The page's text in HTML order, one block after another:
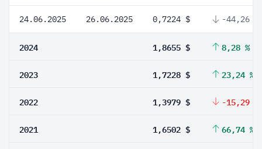
24.06.2025 26.06.2025 0,7224 $ -44,26 %
2024 1,8655 $ 8,28 %
2023 1,7228 $ 23,24 %
2022 1,3979 $ -15,29 %
2021 1,6502 $ 66,74 %